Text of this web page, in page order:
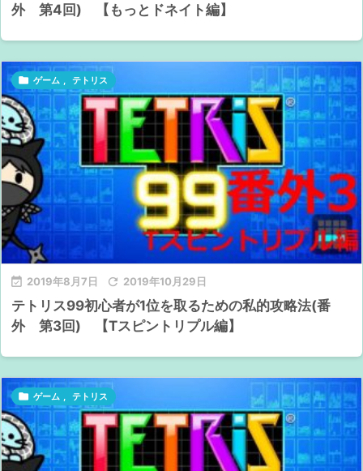
外 第4回) 【もっとドネイト編】
 2019年8月7日  2019年10月29日
 ゲーム テトリス
テトリス99初心者が1位を取るための私的攻略法(番
外 第3回) 【Tスピントリプル編】
 ゲーム , テトリス